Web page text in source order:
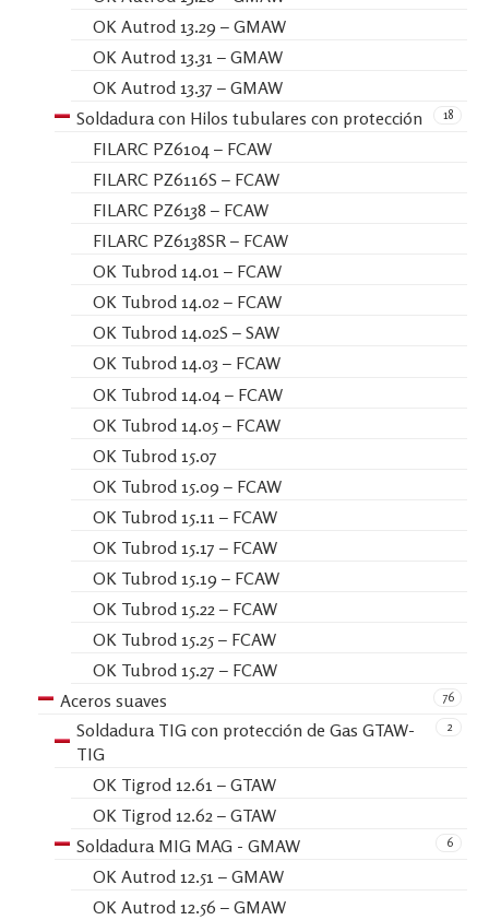
OK Autrod 13.29 – GMAW
OK Autrod 13.31 – GMAW
OK Autrod 13.37 – GMAW
18
Soldadura con Hilos tubulares con protección
FILARC PZ6104 – FCAW
FILARC PZ6116S – FCAW
FILARC PZ6138 – FCAW
FILARC PZ6138SR – FCAW
OK Tubrod 14.01 – FCAW
OK Tubrod 14.02 – FCAW
OK Tubrod 14.02S – SAW
OK Tubrod 14.03 – FCAW
OK Tubrod 14.04 – FCAW
OK Tubrod 14.05 – FCAW
OK Tubrod 15.07
OK Tubrod 15.09 – FCAW
OK Tubrod 15.11 – FCAW
OK Tubrod 15.17 – FCAW
OK Tubrod 15.19 – FCAW
OK Tubrod 15.22 – FCAW
OK Tubrod 15.25 – FCAW
OK Tubrod 15.27 – FCAW
76
Aceros suaves
2
Soldadura TIG con protección de Gas GTAW-
TIG
OK Tigrod 12.61 – GTAW
OK Tigrod 12.62 – GTAW
6
Soldadura MIG MAG - GMAW
OK Autrod 12.51 – GMAW
OK Autrod 12.56 – GMAW